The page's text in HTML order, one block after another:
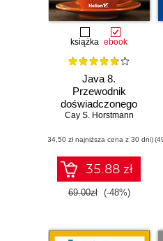
książka ebook
Java 8.
Przewodnik
doświadczonego
programisty
Cay S. Horstmann
(34,50 zł najniższa cena z 30 dni)
35.88 zł
69.00zł (-48%)